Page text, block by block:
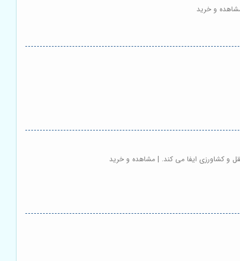
و خرید
و کشاورزی ایفا می کند. | مشاهده و خرید